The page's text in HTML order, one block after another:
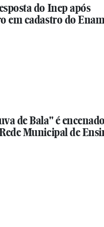
do Inep após
em cadastro do
de Bala" é
Municipal de